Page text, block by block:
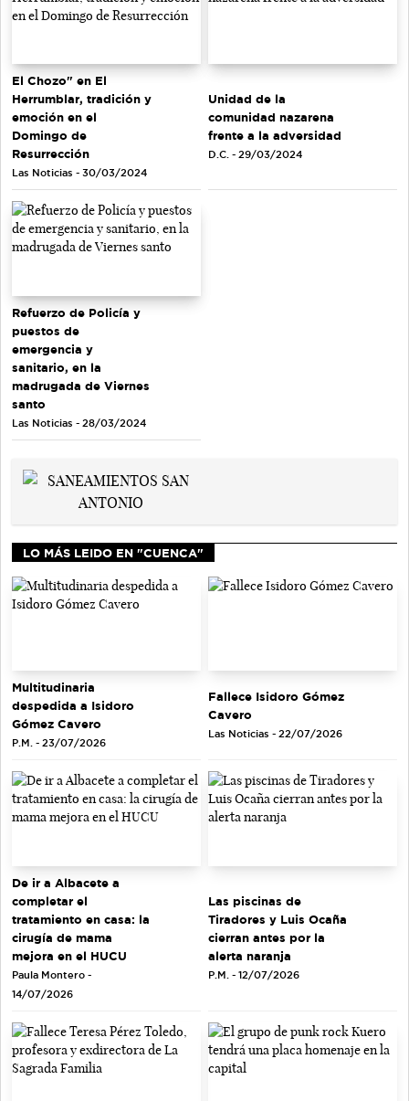
El Chozo" en El
Herrumblar, tradición y
emoción en el
Domingo de
Resurrección
Las Noticias - 30/03/2024
Unidad de la
comunidad nazarena
frente a la adversidad
D.C. - 29/03/2024
Refuerzo de Policía y
puestos de
emergencia y
sanitario, en la
madrugada de Viernes
santo
Las Noticias - 28/03/2024
LO MÁS LEIDO EN "CUENCA"
Multitudinaria
despedida a Isidoro
Gómez Cavero
P.M. - 23/07/2026
Fallece Isidoro Gómez
Cavero
Las Noticias - 22/07/2026
De ir a Albacete a
completar el
tratamiento en casa: la
cirugía de mama
mejora en el HUCU
Paula Montero -
14/07/2026
Las piscinas de
Tiradores y Luis Ocaña
cierran antes por la
alerta naranja
P.M. - 12/07/2026